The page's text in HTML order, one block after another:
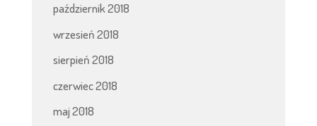
październik 2018
wrzesień 2018
sierpień 2018
czerwiec 2018
maj 2018